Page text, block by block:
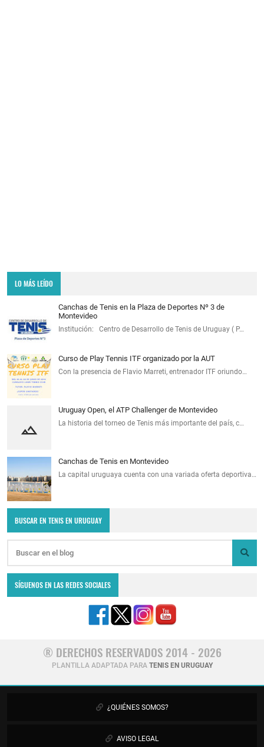
LO MÁS LEÍDO
Canchas de Tenis en la Plaza de Deportes Nº 3 de
Montevideo
Institución: Centro de Desarrollo de Tenis de Uruguay ( P…
Curso de Play Tennis ITF organizado por la AUT
Con la presencia de Flavio Marreti, entrenador ITF oriundo…
Uruguay Open, el ATP Challenger de Montevideo
La historia del torneo de Tenis más importante del país, c…
Canchas de Tenis en Montevideo
La capital uruguaya cuenta con una variada oferta deportiva…
BUSCAR EN TENIS EN URUGUAY
SÍGUENOS EN LAS REDES SOCIALES
® DERECHOS RESERVADOS 2014 - 2026
PLANTILLA ADAPTADA PARA TENIS EN URUGUAY
¿QUIÉNES SOMOS?
AVISO LEGAL